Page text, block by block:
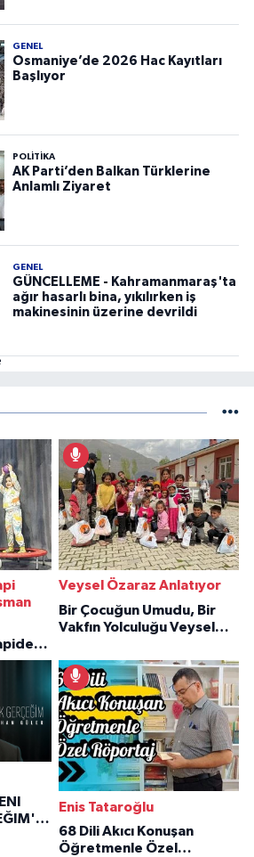
GENEL
Osmaniye’de 2026 Hac Kayıtları
Başlıyor
POLITIKA
AK Parti’den Balkan Türklerine
Anlamlı Ziyaret
GENEL
GÜNCELLEME - Kahramanmaraş'ta
ağır hasarlı bina, yıkılırken iş
makinesinin üzerine devrildi
Veysel Özaraz Anlatıyor
Bir Çocuğun Umudu, Bir
Vakfın Yolculuğu Veysel
Enis Tataroğlu
68 Dili Akıcı Konuşan
Öğretmenle Özel